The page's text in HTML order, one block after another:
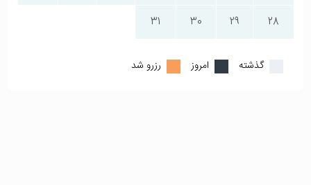
28
29
30
31
گذشته امروز رزرو شد